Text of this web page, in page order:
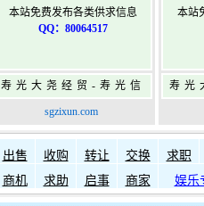
本站免费发布各类供求信息
QQ：80064517
寿光大尧经贸-寿光信
息网-免费信息发布网-
寿光广告发布
sgzixun.com
本站
寿光
如何发布信息？ 如何固定
出售 收购 转让 交换
求职
商机 求助 启事 商家 娱乐